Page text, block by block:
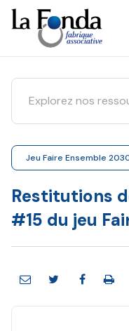
Aller
au
contenu
principal
Jeu Faire Ensemble
Restitutions
#15 du jeu